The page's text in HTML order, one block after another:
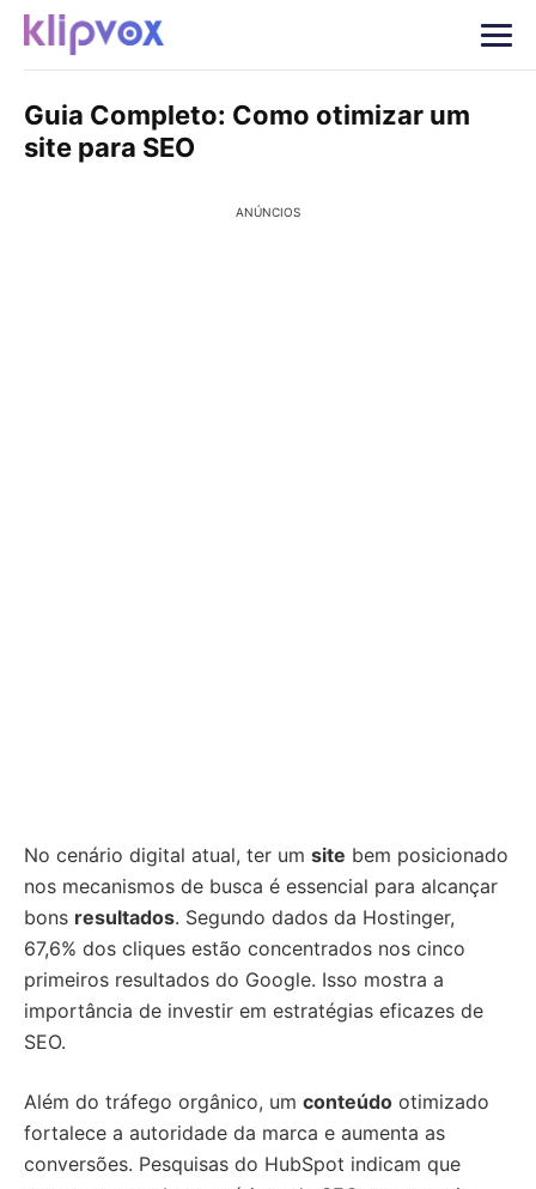
Guia Completo: Como otimizar um
site para SEO
ANÚNCIOS
No cenário digital atual, ter um site bem posicionado
nos mecanismos de busca é essencial para alcançar
bons resultados. Segundo dados da Hostinger,
67,6% dos cliques estão concentrados nos cinco
primeiros resultados do Google. Isso mostra a
importância de investir em estratégias eficazes de
SEO.
Além do tráfego orgânico, um conteúdo otimizado
fortalece a autoridade da marca e aumenta as
conversões. Pesquisas do HubSpot indicam que